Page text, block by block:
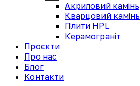
Акриловий камінь
Кварцовий камінь
Плити HPL
Керамограніт
Проєкти
Про нас
Блог
Контакти